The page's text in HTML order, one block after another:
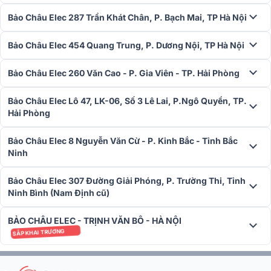
chụp ảnh. Đây là lý do LC1.25P được đánh giá rất cao trong các
ứng dụng chuyên nghiệp như truyền thông sự kiện, ghi hình và
quảng cáo thương hiệu.
Bảo Châu Elec 287 Trần Khát Chân, P. Bạch Mai, TP Hà Nội
Bảo Châu Elec 454 Quang Trung, P. Dương Nội, TP Hà Nội
Bảo Châu Elec 260 Văn Cao - P. Gia Viên - TP. Hải Phòng
Bảo Châu Elec Lô 47, LK-06, Số 3 Lê Lai, P.Ngô Quyền, TP.
Hải Phòng
Bảo Châu Elec 8 Nguyễn Văn Cừ - P. Kinh Bắc - Tỉnh Bắc
Ninh
Bảo Châu Elec 307 Đường Giải Phóng, P. Trường Thi, Tỉnh
Ninh Bình (Nam Định cũ)
BẢO CHÂU ELEC - TRỊNH VĂN BÔ - HÀ NỘI
SẮP KHAI TRƯƠNG